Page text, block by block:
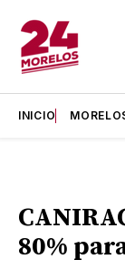
INICIO
80%